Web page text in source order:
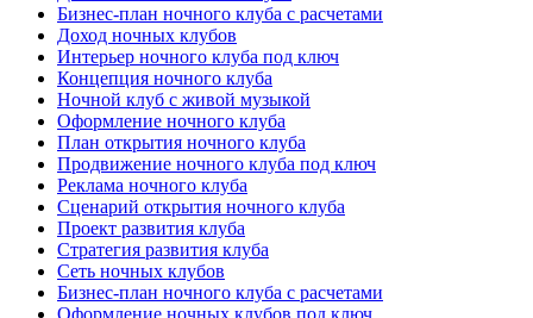
Бизнес-план ночного клуба с расчетами
Доход ночных клубов
Интерьер ночного клуба под ключ
Концепция ночного клуба
Ночной клуб с живой музыкой
Оформление ночного клуба
План открытия ночного клуба
Продвижение ночного клуба под ключ
Реклама ночного клуба
Сценарий открытия ночного клуба
Проект развития клуба
Стратегия развития клуба
Сеть ночных клубов
Бизнес-план ночного клуба с расчетами
Оформление ночных клубов под ключ